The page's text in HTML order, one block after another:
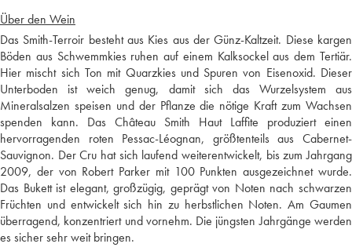
Über den Wein
Das Smith-Terroir besteht aus Kies aus der Günz-Kaltzeit. Diese kargen
Böden aus Schwemmkies ruhen auf einem Kalksockel aus dem Tertiär.
Hier mischt sich Ton mit Quarzkies und Spuren von Eisenoxid. Dieser
Unterboden ist weich genug, damit sich das Wurzelsystem aus
Mineralsalzen speisen und der Pflanze die nötige Kraft zum Wachsen
spenden kann. Das Château Smith Haut Laffite produziert einen
hervorragenden roten Pessac-Léognan, größtenteils aus Cabernet-
Sauvignon. Der Cru hat sich laufend weiterentwickelt, bis zum Jahrgang
2009, der von Robert Parker mit 100 Punkten ausgezeichnet wurde.
Das Bukett ist elegant, großzügig, geprägt von Noten nach schwarzen
Früchten und entwickelt sich hin zu herbstlichen Noten. Am Gaumen
überragend, konzentriert und vornehm. Die jüngsten Jahrgänge werden
es sicher sehr weit bringen.